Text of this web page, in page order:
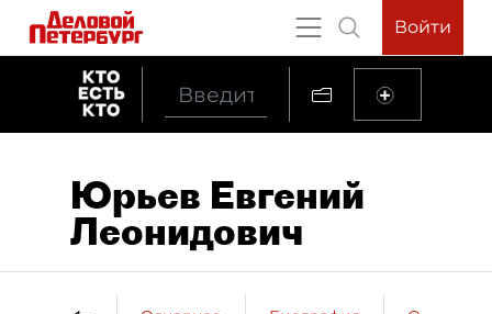
Войти
Юрьев Евгений
Леонидович